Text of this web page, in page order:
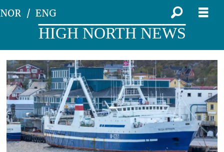
NOR ENG
HIGH NORTH NEWS
Tag:
russiske
fiskefartøy